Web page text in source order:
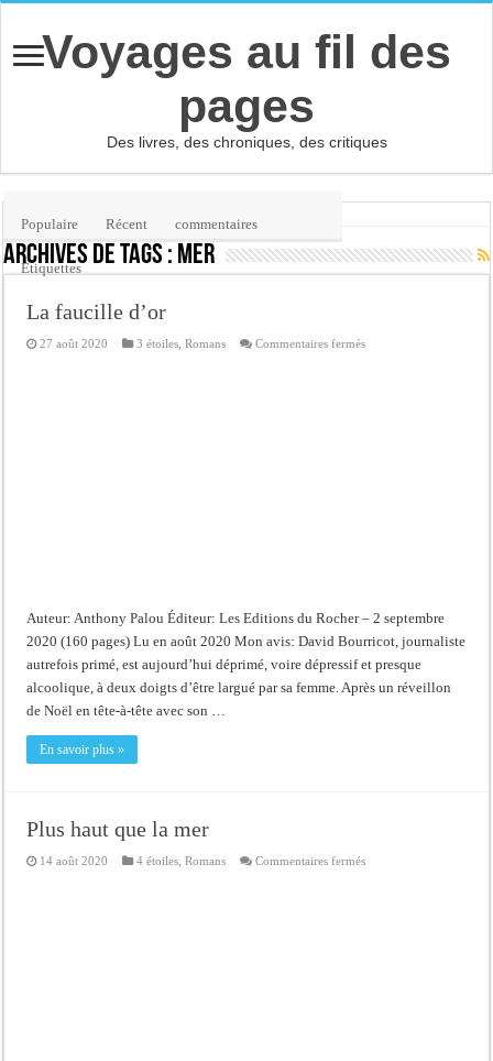
Voyages au fil des
pages
Des livres, des chroniques, des critiques
Archives de tags : mer
La faucille d’or
27 août 2020 3 étoiles ,Romans Commentaires ferméssur
Auteur: Anthony Palou Éditeur: Les Editions du Rocher – 2 septembre
2020 (160 pages) Lu en août 2020 Mon avis: David Bourricot, journaliste
autrefois primé, est aujourd’hui déprimé, voire dépressif et presque
alcoolique, à deux doigts d’être largué par sa femme. Après un réveillon
de Noël en tête-à-tête avec son …
En savoir plus »
Plus haut que la mer
14 août 2020 4 étoiles ,Romans Commentaires ferméssur
Populaire Récent commentaires
Etiquettes